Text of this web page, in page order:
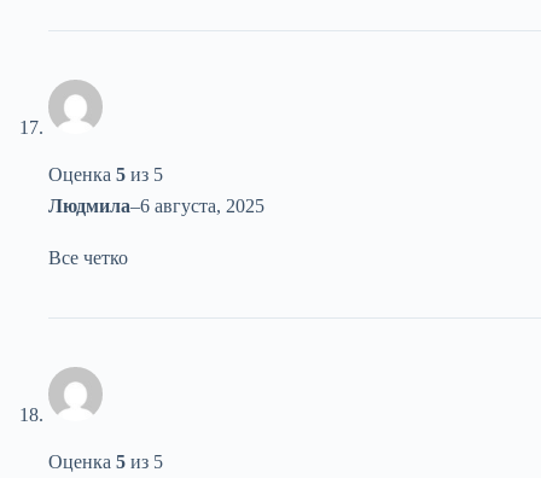
Оценка 5 из 5
Людмила–6 августа, 2025
Все четко
Оценка 5 из 5